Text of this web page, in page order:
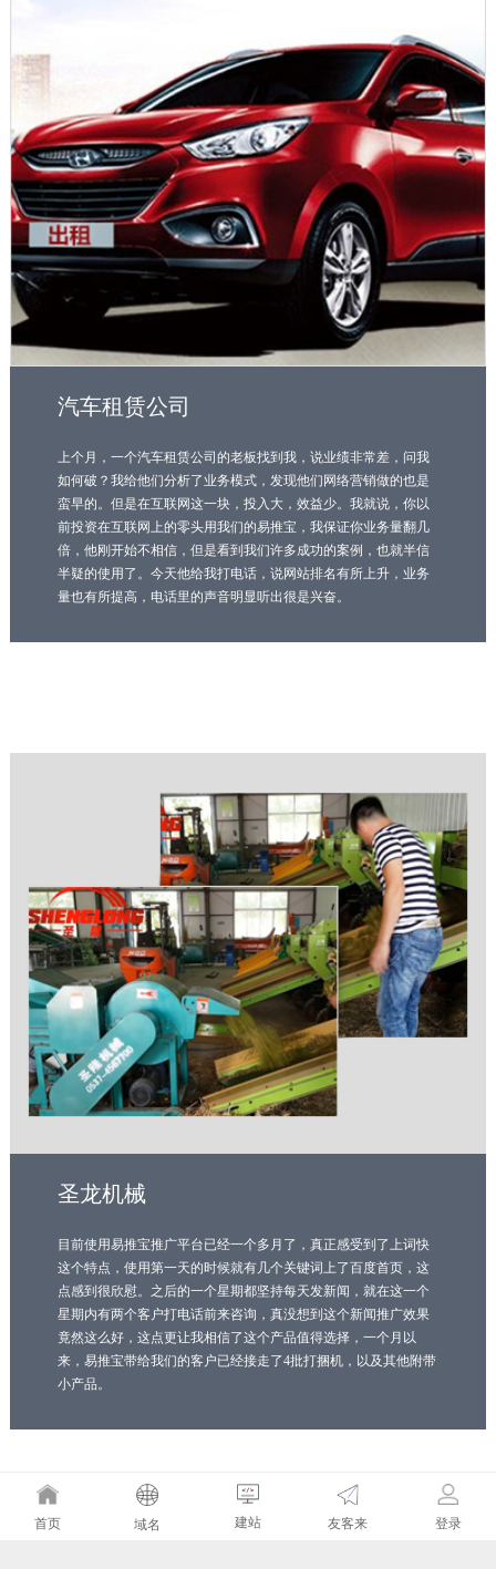
汽车租赁公司
上个月，一个汽车租赁公司的老板找到我，说业绩非常差，问我
如何破？我给他们分析了业务模式，发现他们网络营销做的也是
蛮早的。但是在互联网这一块，投入大，效益少。我就说，你以
前投资在互联网上的零头用我们的易推宝，我保证你业务量翻几
倍，他刚开始不相信，但是看到我们许多成功的案例，也就半信
半疑的使用了。今天他给我打电话，说网站排名有所上升，业务
量也有所提高，电话里的声音明显听出很是兴奋。
圣龙机械
目前使用易推宝推广平台已经一个多月了，真正感受到了上词快
这个特点，使用第一天的时候就有几个关键词上了百度首页，这
点感到很欣慰。之后的一个星期都坚持每天发新闻，就在这一个
星期内有两个客户打电话前来咨询，真没想到这个新闻推广效果
竟然这么好，这点更让我相信了这个产品值得选择，一个月以
来，易推宝带给我们的客户已经接走了4批打捆机，以及其他附带
小产品。
首页 域名 建站 友客来 登录